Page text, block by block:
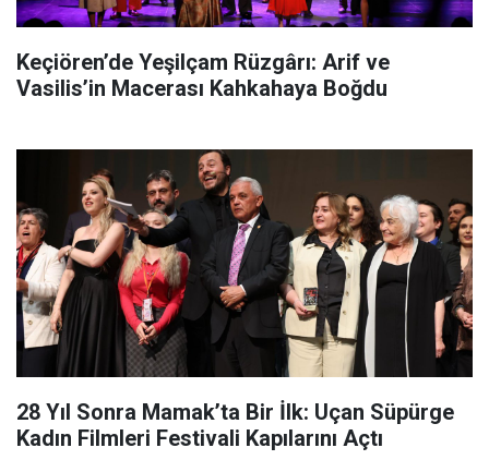
Keçiören’de Yeşilçam Rüzgârı: Arif ve
Vasilis’in Macerası Kahkahaya Boğdu
28 Yıl Sonra Mamak’ta Bir İlk: Uçan Süpürge
Kadın Filmleri Festivali Kapılarını Açtı